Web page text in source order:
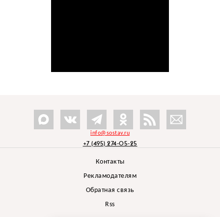
info@sostav.ru
+7 (495) 274-05-25
Контакты
Рекламодателям
Обратная связь
Rss